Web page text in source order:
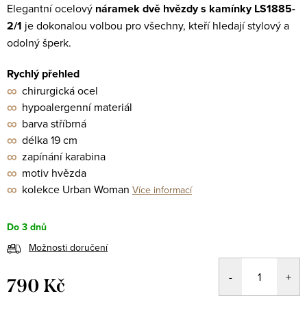
Elegantní ocelový náramek dvě hvězdy s kamínky LS1885-
2/1 je dokonalou volbou pro všechny, kteří hledají stylový a
odolný šperk.
Rychlý přehled
∞ chirurgická ocel
∞ hypoalergenní materiál
∞ barva stříbrná
∞ délka 19 cm
∞ zapínání karabina
∞ motiv hvězda
∞ kolekce Urban Woman Více informací
Do 3 dnů
Možnosti doručení
790 Kč